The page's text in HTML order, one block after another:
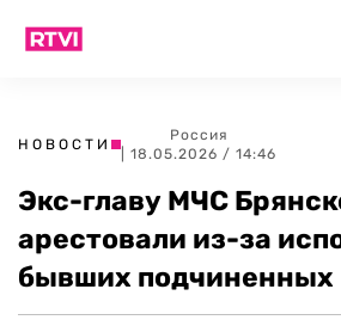
НОВОСТИ
Россия
| 18.05.2026 / 14:46
Экс-главу МЧС
арестовали из-за
бывших подчиненных